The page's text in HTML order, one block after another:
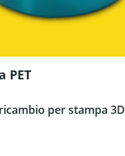
PET
per stampa 3D